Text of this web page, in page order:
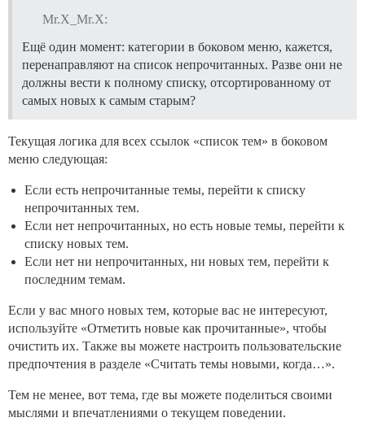
Mr.X_Mr.X:
Ещё один момент: категории в боковом меню, кажется,
перенаправляют на список непрочитанных. Разве они не
должны вести к полному списку, отсортированному от
самых новых к самым старым?
Текущая логика для всех ссылок «список тем» в боковом
меню следующая:
Если есть непрочитанные темы, перейти к списку
непрочитанных тем.
Если нет непрочитанных, но есть новые темы, перейти к
списку новых тем.
Если нет ни непрочитанных, ни новых тем, перейти к
последним темам.
Если у вас много новых тем, которые вас не интересуют,
используйте «Отметить новые как прочитанные», чтобы
очистить их. Также вы можете настроить пользовательские
предпочтения в разделе «Считать темы новыми, когда…».
Тем не менее, вот тема, где вы можете поделиться своими
мыслями и впечатлениями о текущем поведении.